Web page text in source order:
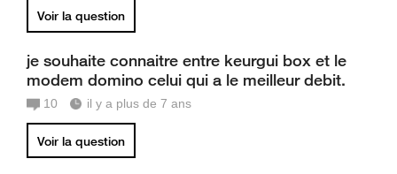
Voir la question
je souhaite connaitre entre keurgui box et le
modem domino celui qui a le meilleur debit.
10 il y a plus de 7 ans
Voir la question